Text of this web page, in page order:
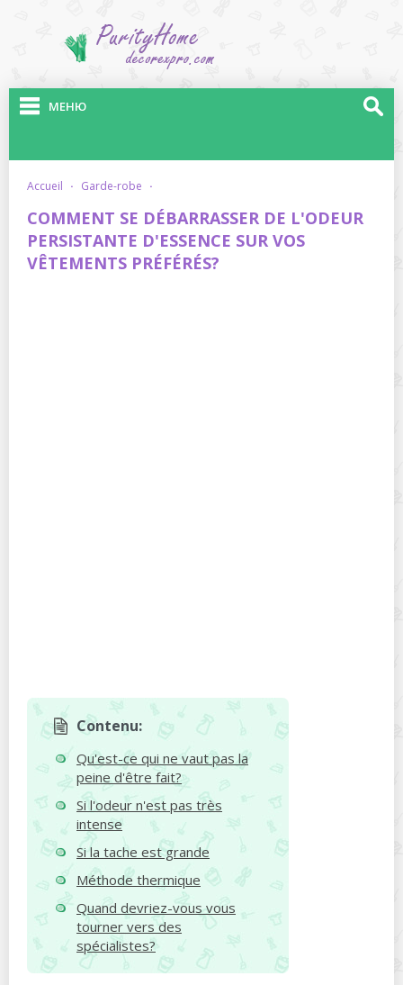
МЕНЮ
accueil · garde-robe ·
COMMENT SE DÉBARRASSER DE L'ODEUR
PERSISTANTE D'ESSENCE SUR VOS
VÊTEMENTS PRÉFÉRÉS?
Contenu:
Qu'est-ce qui ne vaut pas la
peine d'être fait?
Si l'odeur n'est pas très
intense
Si la tache est grande
Méthode thermique
Quand devriez-vous vous
tourner vers des
spécialistes?